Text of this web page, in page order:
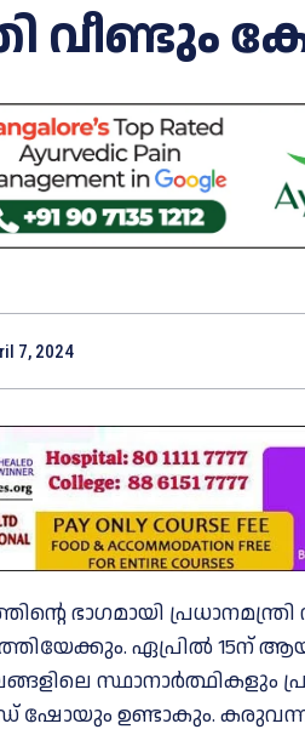
വീണ്ടും
7, 2024
ഭാഗമായി
ഏപ്രില്‍ 15ന്
സ്ഥാനാര്‍ത്ഥികളും
ഉണ്ടാകും.